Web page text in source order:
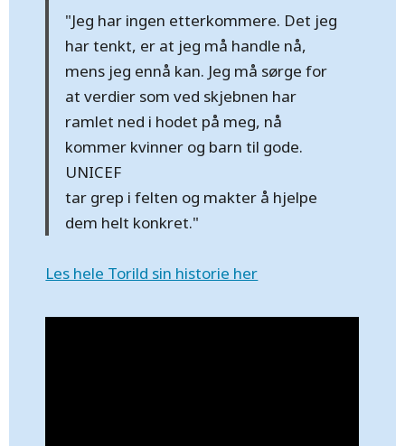
"Jeg har ingen etterkommere. Det jeg
har tenkt, er at jeg må handle nå,
mens jeg ennå kan. Jeg må sørge for
at verdier som ved skjebnen har
ramlet ned i hodet på meg, nå
kommer kvinner og barn til gode.
UNICEF
tar grep i felten og makter å hjelpe
dem helt konkret."
Les hele Torild sin historie her